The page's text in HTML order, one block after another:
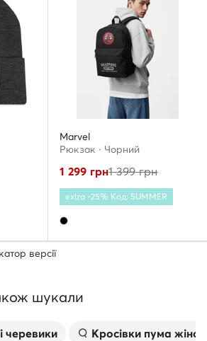
Marvel
Рюкзак · Чорний
1 299 грн1 399грн
extra -25% Код: SUMMER
версії
шукали
черевики
Kросівки пума